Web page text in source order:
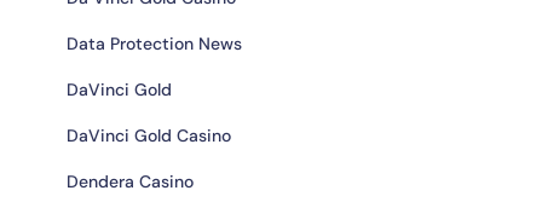
Data Protection News
DaVinci Gold
DaVinci Gold Casino
Dendera Casino